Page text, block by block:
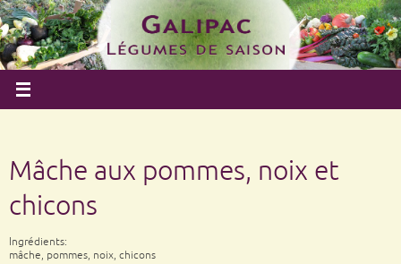
Mâche aux pommes, noix et
chicons
Ingrédients:
mâche, pommes, noix, chicons